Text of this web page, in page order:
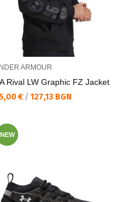
ARMOUR
Rival LW Graphic FZ Jacket
цена:
€ / 127,13 BGN
NEW